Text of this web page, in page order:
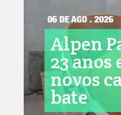
06 DE AGO . 2026
Alpen
23 anos
novos
bate